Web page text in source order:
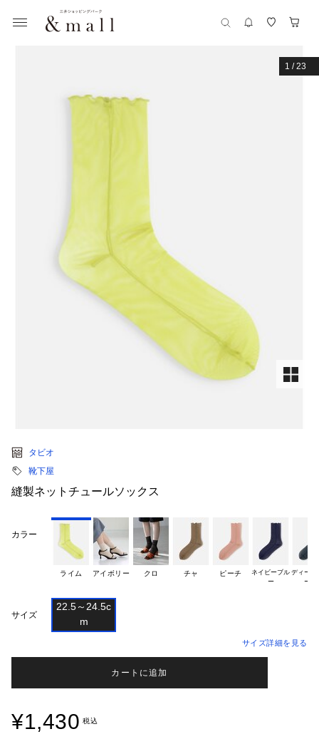
1 /23
タビオ
靴下屋
縫製ネットチュールソックス
カラー
ライム アイボリー クロ チャ ピーチ
ネイビーブル
ー
ディープ
サイズ
22.5～24.5c
サイズ詳細を見る
カートに追加
¥1,430 税込